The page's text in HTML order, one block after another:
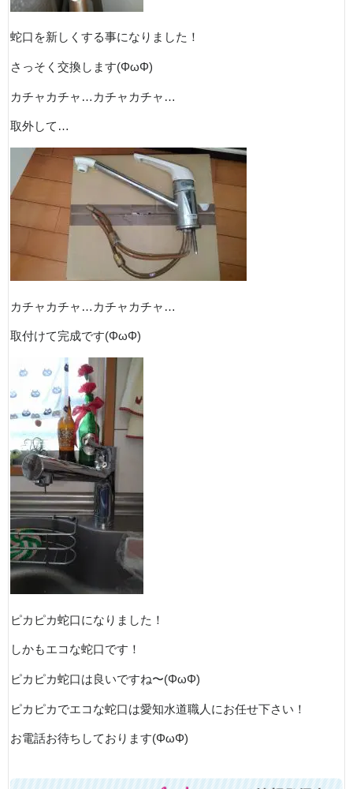
蛇口を新しくする事になりました！
さっそく交換します(ΦωΦ)
カチャカチャ…カチャカチャ…
取外して…
カチャカチャ…カチャカチャ…
取付けて完成です(ΦωΦ)
ピカピカ蛇口になりました！
しかもエコな蛇口です！
ピカピカ蛇口は良いですね〜(ΦωΦ)
ピカピカでエコな蛇口は愛知水道職人にお任せ下さい！
お電話お待ちしております(ΦωΦ)